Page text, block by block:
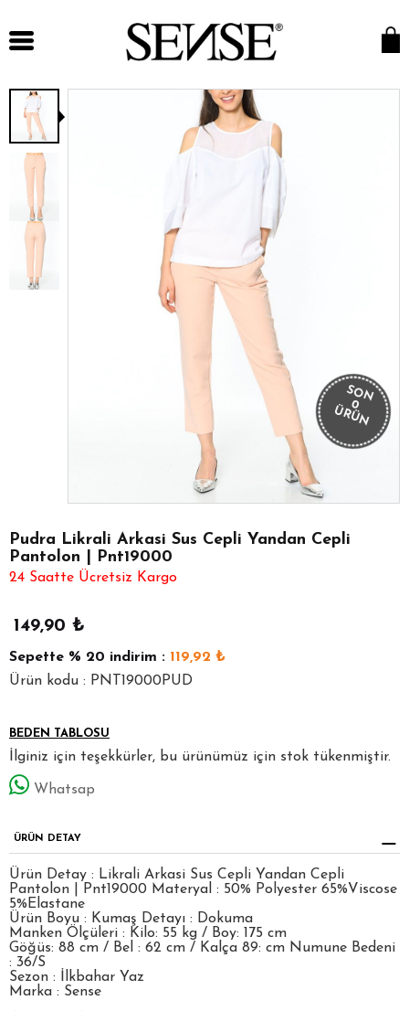
SON
0
ÜRÜN
Pudra Likrali Arkasi Sus Cepli Yandan Cepli
Pantolon | Pnt19000
24 Saatte Ücretsiz Kargo
149,90 ₺
Sepette % 20 indirim : 119,92 ₺
Ürün kodu : PNT19000PUD
BEDEN TABLOSU
İlginiz için teşekkürler, bu ürünümüz için stok tükenmiştir.
Whatsap
ÜRÜN DETAY
Ürün Detay : Likrali Arkasi Sus Cepli Yandan Cepli
Pantolon | Pnt19000 Materyal : 50% Polyester 65%Viscose
5%Elastane
Ürün Boyu : Kumaş Detayı : Dokuma
Manken Ölçüleri : Kilo: 55 kg / Boy: 175 cm
Göğüs: 88 cm / Bel : 62 cm / Kalça 89: cm Numune Bedeni
: 36/S
Sezon : İlkbahar Yaz
Marka : Sense